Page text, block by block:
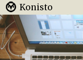
Konisto
Arbeit & Karriere
Internet